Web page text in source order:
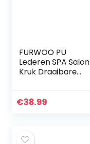
FURWOO PU
Lederen SPA Salon
Kruk Draaibare
Kruk Tattoo Taak
€38.99